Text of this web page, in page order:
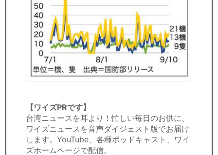
【ワイズPRです】
台湾ニュースを耳より！忙しい毎日のお供に、
ワイズニュースを音声ダイジェスト版でお届け
します。YouTube、各種ポッドキャスト、ワイ
ズホームページで配信。